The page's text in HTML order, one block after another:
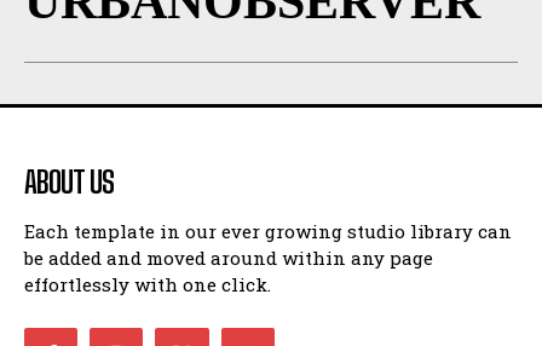
ABOUT US
Each template in our ever growing studio library can
be added and moved around within any page
effortlessly with one click.